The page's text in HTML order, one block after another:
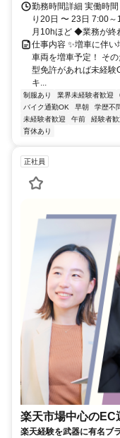
勤務時間詳細 実働時
り20日 〜 23日 7:00
月10hほど ◆業務が終
仕事内容 ✨増車に伴い
車両を増車予定！ そ
型免許があれば未経験
キ...
制服あり 業界未経験者歓迎
バイク通勤OK
早朝 学歴不
未経験者歓迎
午前 経験者歓
育休あり
正社員
楽天市場中心のEC
楽天経験を武器に有名ブ